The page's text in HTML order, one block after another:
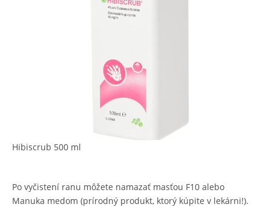
Hibiscrub 500 ml
Po vyčistení ranu môžete namazať masťou F10 alebo
Manuka medom (prírodný produkt, ktorý kúpite v lekárni!).